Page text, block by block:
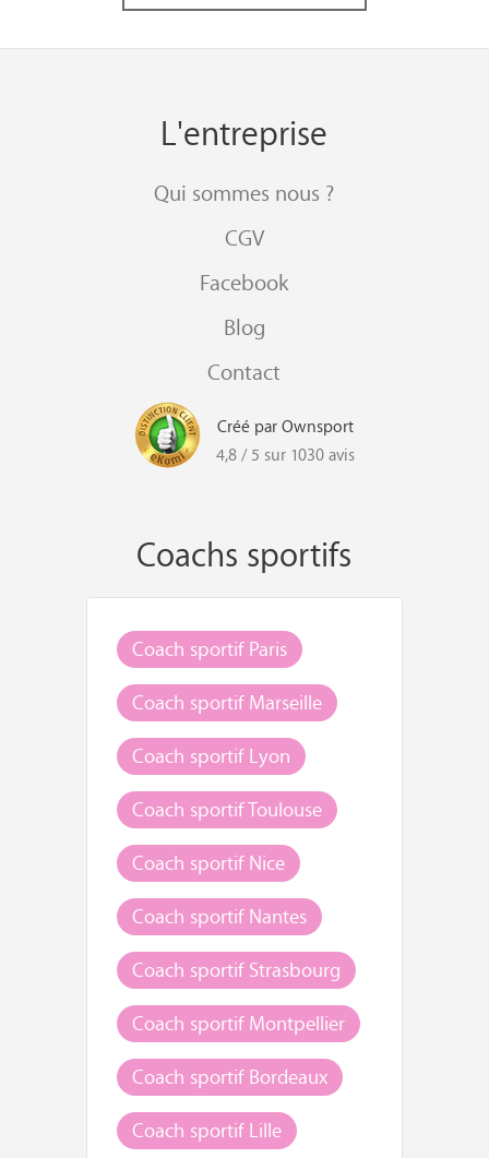
L'entreprise
Qui sommes nous ?
CGV
Facebook
Blog
Contact
Créé par Ownsport
4,8 / 5 sur 1030 avis
Coachs sportifs
Coach sportif Paris
Coach sportif Marseille
Coach sportif Lyon
Coach sportif Toulouse
Coach sportif Nice
Coach sportif Nantes
Coach sportif Strasbourg
Coach sportif Montpellier
Coach sportif Bordeaux
Coach sportif Lille